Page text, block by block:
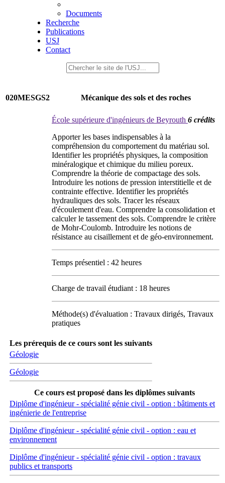
Documents
Recherche
Publications
USJ
Contact
020MESGS2 Mécanique des sols et des roches
École supérieure d'ingénieurs de Beyrouth 6 crédits
Apporter les bases indispensables à la
compréhension du comportement du matériau sol.
Identifier les propriétés physiques, la composition
minéralogique et chimique du milieu poreux.
Comprendre la théorie de compactage des sols.
Introduire les notions de pression interstitielle et de
contrainte effective. Identifier les propriétés
hydrauliques des sols. Tracer les réseaux
d'écoulement d'eau. Comprendre la consolidation et
calculer le tassement des sols. Comprendre le critère
de Mohr-Coulomb. Introduire les notions de
résistance au cisaillement et de géo-environnement.
Temps présentiel : 42 heures
Charge de travail étudiant : 18 heures
Méthode(s) d'évaluation : Travaux dirigés, Travaux
pratiques
Les prérequis de ce cours sont les suivants
Géologie
Géologie
Ce cours est proposé dans les diplômes suivants
Diplôme d'ingénieur - spécialité génie civil - option : bâtiments et
ingénierie de l'entreprise
Diplôme d'ingénieur - spécialité génie civil - option : eau et
environnement
Diplôme d'ingénieur - spécialité génie civil - option : travaux
publics et transports